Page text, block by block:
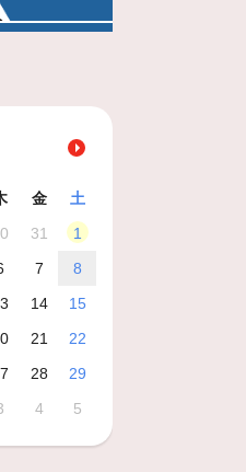
金
土
31
1
7
8
14
15
21
22
28
29
4 5